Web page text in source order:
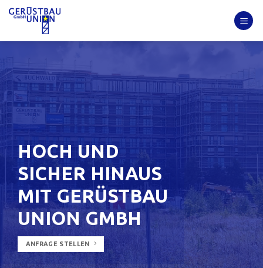
Skip
HOCH UND
SICHER HINAUS
MIT GERÜSTBAU
UNION GMBH
ANFRAGE STELLEN